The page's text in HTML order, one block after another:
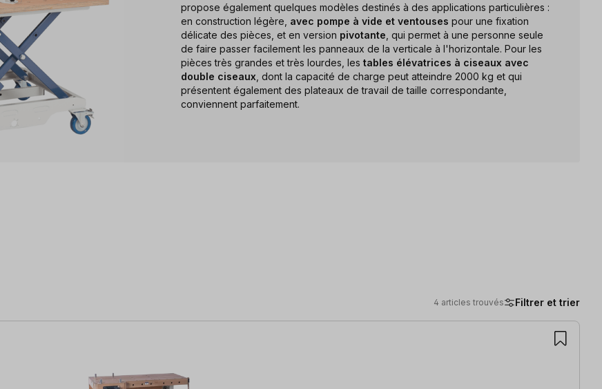
propose également quelques modèles destinés à des applications particulières :
en construction légère, avec pompe à vide et ventouses pour une fixation
délicate des pièces, et en version pivotante , qui permet à une personne seule
de faire passer facilement les panneaux de la verticale à l'horizontale. Pour les
pièces très grandes et très lourdes, les tables élévatrices à ciseaux avec
double ciseaux , dont la capacité de charge peut atteindre 2000 kg et qui
présentent également des plateaux de travail de taille correspondante,
conviennent parfaitement.
4 articles trouvés Filtrer et trier